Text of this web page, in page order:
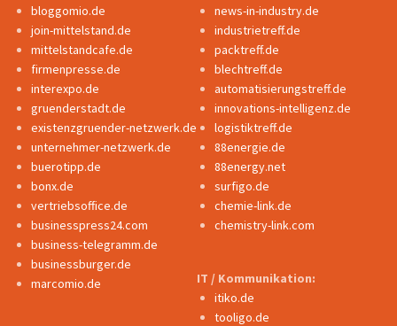
bloggomio.de
join-mittelstand.de
mittelstandcafe.de
firmenpresse.de
interexpo.de
gruenderstadt.de
existenzgruender-netzwerk.de
unternehmer-netzwerk.de
buerotipp.de
bonx.de
vertriebsoffice.de
businesspress24.com
business-telegramm.de
businessburger.de
marcomio.de
news-in-industry.de
industrietreff.de
packtreff.de
blechtreff.de
automatisierungstreff.de
innovations-intelligenz.de
logistiktreff.de
88energie.de
88energy.net
surfigo.de
chemie-link.de
chemistry-link.com
IT / Kommunikation:
itiko.de
tooligo.de